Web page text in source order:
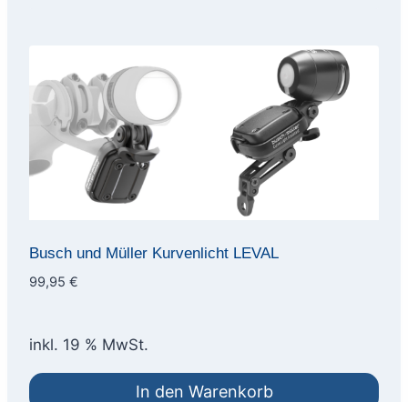
Busch und Müller Kurvenlicht LEVAL
99,95 €
inkl. 19 % MwSt.
In den Warenkorb